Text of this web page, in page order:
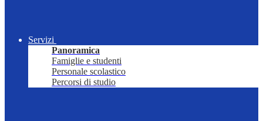
Servizi
Panoramica
Famiglie e studenti
Personale scolastico
Percorsi di studio